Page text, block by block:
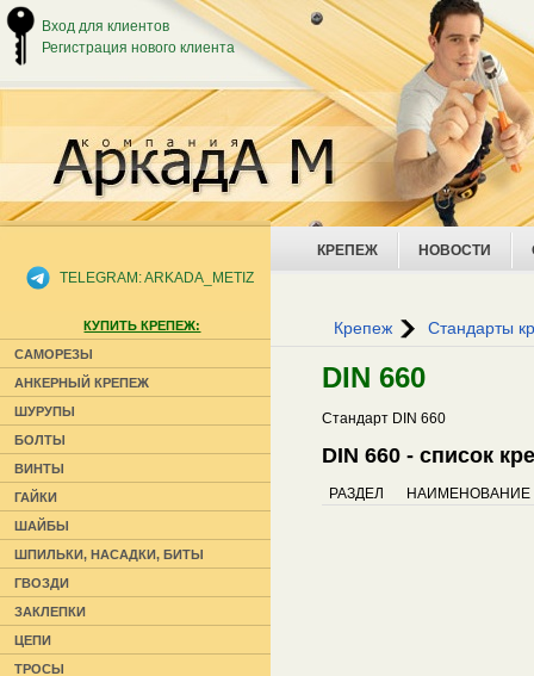
КРЕПЕЖ НОВОСТИ
Крепеж Стандарты
DIN 660
Стандарт DIN 660
DIN 660 - список
РАЗДЕЛ НАИМЕНОВАНИЕ
TELEGRAM: ARKADA_METIZ
КУПИТЬ КРЕПЕЖ:
САМОРЕЗЫ
АНКЕРНЫЙ КРЕПЕЖ
ШУРУПЫ
БОЛТЫ
ВИНТЫ
ГАЙКИ
ШАЙБЫ
ШПИЛЬКИ, НАСАДКИ, БИТЫ
ГВОЗДИ
ЗАКЛЕПКИ
ЦЕПИ
ТРОСЫ
Вход для клиентов
Регистрация нового клиента